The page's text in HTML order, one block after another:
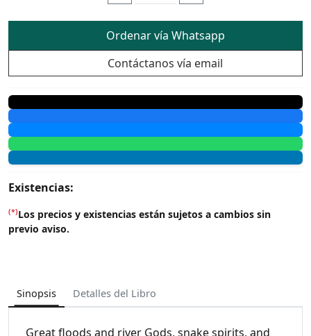
Ordenar vía Whatsapp
Contáctanos vía email
Existencias:
(*)Los precios y existencias están sujetos a cambios sin
previo aviso.
Sinopsis Detalles del Libro
Great floods and river Gods, snake spirits, and